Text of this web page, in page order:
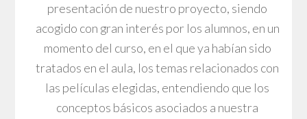
presentación de nuestro proyecto, siendo
acogido con gran interés por los alumnos, en un
momento del curso, en el que ya habían sido
tratados en el aula, los temas relacionados con
las películas elegidas, entendiendo que los
conceptos básicos asociados a nuestra